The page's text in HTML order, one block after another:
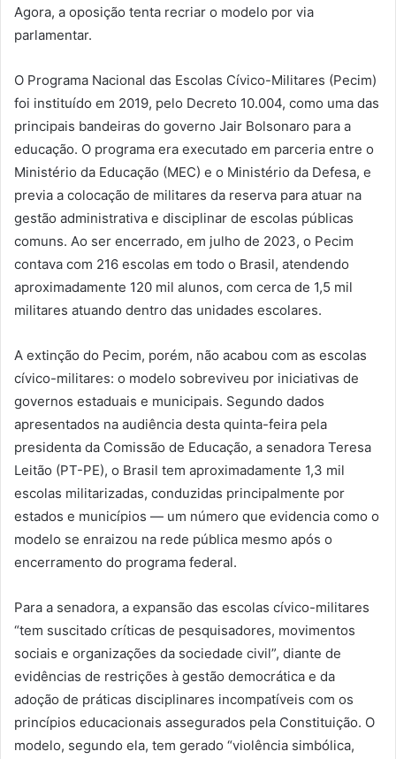
Agora, a oposição tenta recriar o modelo por via
parlamentar.
O Programa Nacional das Escolas Cívico-Militares (Pecim)
foi instituído em 2019, pelo Decreto 10.004, como uma das
principais bandeiras do governo Jair Bolsonaro para a
educação. O programa era executado em parceria entre o
Ministério da Educação (MEC) e o Ministério da Defesa, e
previa a colocação de militares da reserva para atuar na
gestão administrativa e disciplinar de escolas públicas
comuns. Ao ser encerrado, em julho de 2023, o Pecim
contava com 216 escolas em todo o Brasil, atendendo
aproximadamente 120 mil alunos, com cerca de 1,5 mil
militares atuando dentro das unidades escolares.
A extinção do Pecim, porém, não acabou com as escolas
cívico-militares: o modelo sobreviveu por iniciativas de
governos estaduais e municipais. Segundo dados
apresentados na audiência desta quinta-feira pela
presidenta da Comissão de Educação, a senadora Teresa
Leitão (PT-PE), o Brasil tem aproximadamente 1,3 mil
escolas militarizadas, conduzidas principalmente por
estados e municípios — um número que evidencia como o
modelo se enraizou na rede pública mesmo após o
encerramento do programa federal.
Para a senadora, a expansão das escolas cívico-militares
“tem suscitado críticas de pesquisadores, movimentos
sociais e organizações da sociedade civil”, diante de
evidências de restrições à gestão democrática e da
adoção de práticas disciplinares incompatíveis com os
princípios educacionais assegurados pela Constituição. O
modelo, segundo ela, tem gerado “violência simbólica,